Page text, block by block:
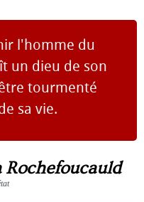
l'homme du
un dieu de son
tourmenté
sa vie.
Rochefoucauld